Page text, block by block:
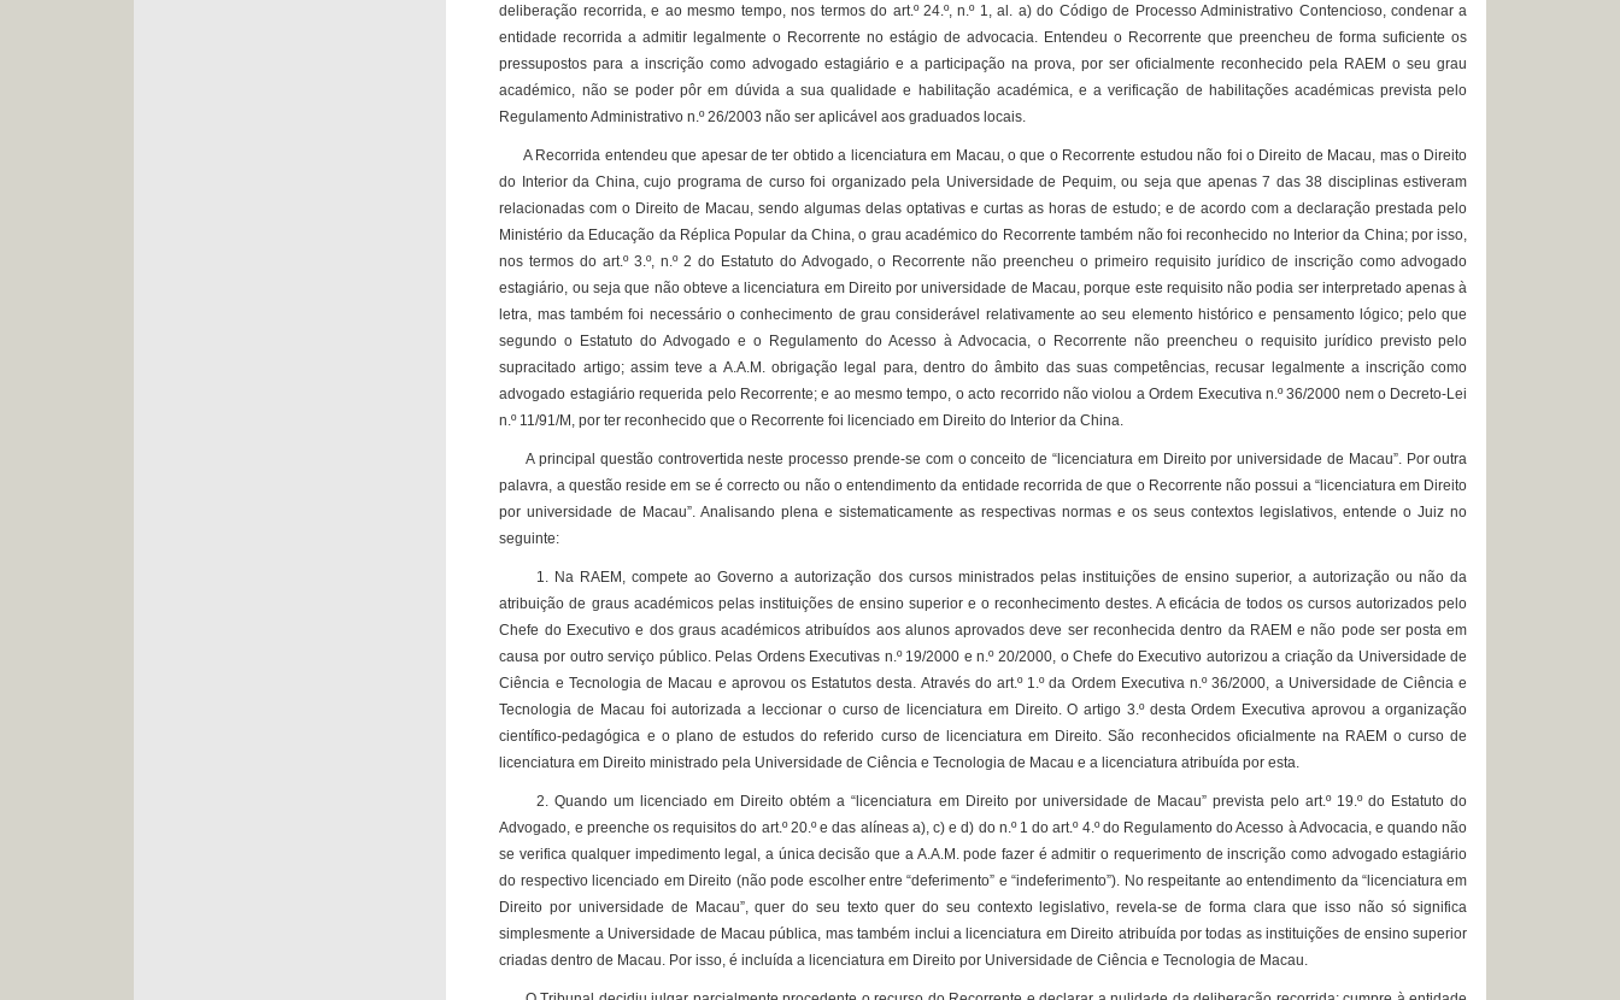
deliberação recorrida, e ao mesmo tempo, nos termos do art.º 24.º, n.º 1, al. a) do Código de Processo Administrativo Contencioso, condenar a
entidade recorrida a admitir legalmente o Recorrente no estágio de advocacia. Entendeu o Recorrente que preencheu de forma suficiente os
pressupostos para a inscrição como advogado estagiário e a participação na prova, por ser oficialmente reconhecido pela RAEM o seu grau
académico, não se poder pôr em dúvida a sua qualidade e habilitação académica, e a verificação de habilitações académicas prevista pelo
Regulamento Administrativo n.º 26/2003 não ser aplicável aos graduados locais.
A Recorrida entendeu que apesar de ter obtido a licenciatura em Macau, o que o Recorrente estudou não foi o Direito de Macau, mas o Direito
do Interior da China, cujo programa de curso foi organizado pela Universidade de Pequim, ou seja que apenas 7 das 38 disciplinas estiveram
relacionadas com o Direito de Macau, sendo algumas delas optativas e curtas as horas de estudo; e de acordo com a declaração prestada pelo
Ministério da Educação da Réplica Popular da China, o grau académico do Recorrente também não foi reconhecido no Interior da China; por isso,
nos termos do art.º 3.º, n.º 2 do Estatuto do Advogado, o Recorrente não preencheu o primeiro requisito jurídico de inscrição como advogado
estagiário, ou seja que não obteve a licenciatura em Direito por universidade de Macau, porque este requisito não podia ser interpretado apenas à
letra, mas também foi necessário o conhecimento de grau considerável relativamente ao seu elemento histórico e pensamento lógico; pelo que
segundo o Estatuto do Advogado e o Regulamento do Acesso à Advocacia, o Recorrente não preencheu o requisito jurídico previsto pelo
supracitado artigo; assim teve a A.A.M. obrigação legal para, dentro do âmbito das suas competências, recusar legalmente a inscrição como
advogado estagiário requerida pelo Recorrente; e ao mesmo tempo, o acto recorrido não violou a Ordem Executiva n.º 36/2000 nem o Decreto-Lei
n.º 11/91/M, por ter reconhecido que o Recorrente foi licenciado em Direito do Interior da China.
A principal questão controvertida neste processo prende-se com o conceito de “licenciatura em Direito por universidade de Macau”. Por outra
palavra, a questão reside em se é correcto ou não o entendimento da entidade recorrida de que o Recorrente não possui a “licenciatura em Direito
por universidade de Macau”. Analisando plena e sistematicamente as respectivas normas e os seus contextos legislativos, entende o Juiz no
seguinte:
1. Na RAEM, compete ao Governo a autorização dos cursos ministrados pelas instituições de ensino superior, a autorização ou não da
atribuição de graus académicos pelas instituições de ensino superior e o reconhecimento destes. A eficácia de todos os cursos autorizados pelo
Chefe do Executivo e dos graus académicos atribuídos aos alunos aprovados deve ser reconhecida dentro da RAEM e não pode ser posta em
causa por outro serviço público. Pelas Ordens Executivas n.º 19/2000 e n.º 20/2000, o Chefe do Executivo autorizou a criação da Universidade de
Ciência e Tecnologia de Macau e aprovou os Estatutos desta. Através do art.º 1.º da Ordem Executiva n.º 36/2000, a Universidade de Ciência e
Tecnologia de Macau foi autorizada a leccionar o curso de licenciatura em Direito. O artigo 3.º desta Ordem Executiva aprovou a organização
científico-pedagógica e o plano de estudos do referido curso de licenciatura em Direito. São reconhecidos oficialmente na RAEM o curso de
licenciatura em Direito ministrado pela Universidade de Ciência e Tecnologia de Macau e a licenciatura atribuída por esta.
2. Quando um licenciado em Direito obtém a “licenciatura em Direito por universidade de Macau” prevista pelo art.º 19.º do Estatuto do
Advogado, e preenche os requisitos do art.º 20.º e das alíneas a), c) e d) do n.º 1 do art.º 4.º do Regulamento do Acesso à Advocacia, e quando não
se verifica qualquer impedimento legal, a única decisão que a A.A.M. pode fazer é admitir o requerimento de inscrição como advogado estagiário
do respectivo licenciado em Direito (não pode escolher entre “deferimento” e “indeferimento”). No respeitante ao entendimento da “licenciatura em
Direito por universidade de Macau”, quer do seu texto quer do seu contexto legislativo, revela-se de forma clara que isso não só significa
simplesmente a Universidade de Macau pública, mas também inclui a licenciatura em Direito atribuída por todas as instituições de ensino superior
criadas dentro de Macau. Por isso, é incluída a licenciatura em Direito por Universidade de Ciência e Tecnologia de Macau.